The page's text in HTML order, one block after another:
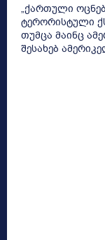
„ქართული
ტერორისტული
თუმცა მაინც
შესახებ